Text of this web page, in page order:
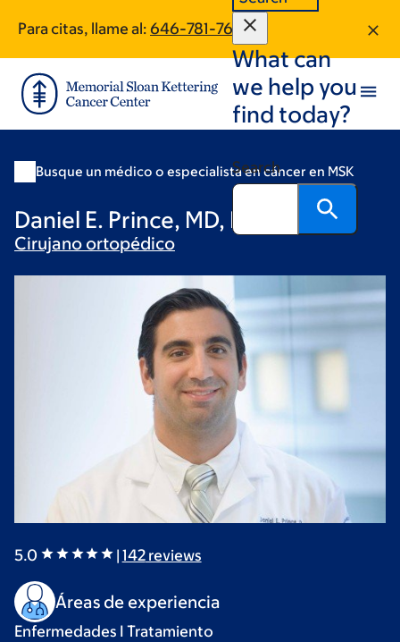
main
content
footer
Para citas, llame al: 646-781-7613
What can
we help you
find today?
Search
Busque un médico o especialista en cáncer en MSK
Daniel E. Prince, MD, MPH
Cirujano ortopédico
5.0 | 142reviews
Áreas de experiencia
Enfermedades I Tratamiento